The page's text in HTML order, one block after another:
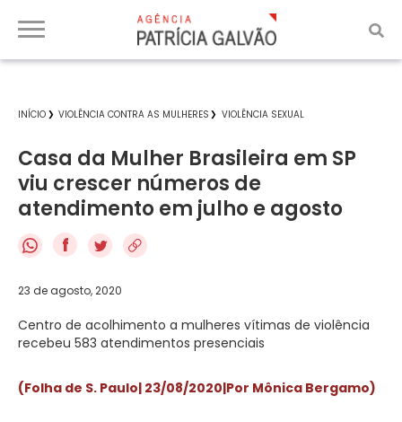
INÍCIO VIOLÊNCIA CONTRA AS MULHERES VIOLÊNCIA SEXUAL
Casa da Mulher Brasileira em SP
viu crescer números de
atendimento em julho e agosto
f
23 de agosto, 2020
Centro de acolhimento a mulheres vítimas de violência
recebeu 583 atendimentos presenciais
(Folha de S. Paulo| 23/08/2020|Por Mônica Bergamo)